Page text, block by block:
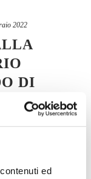
ed
2022
DI
di libero